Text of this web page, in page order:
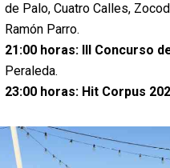
de Palo, Cuatro Calles,
Ramón Parro.
21:00 horas:
III Concurso
Peraleda.
23:00 horas: Hit Corpus